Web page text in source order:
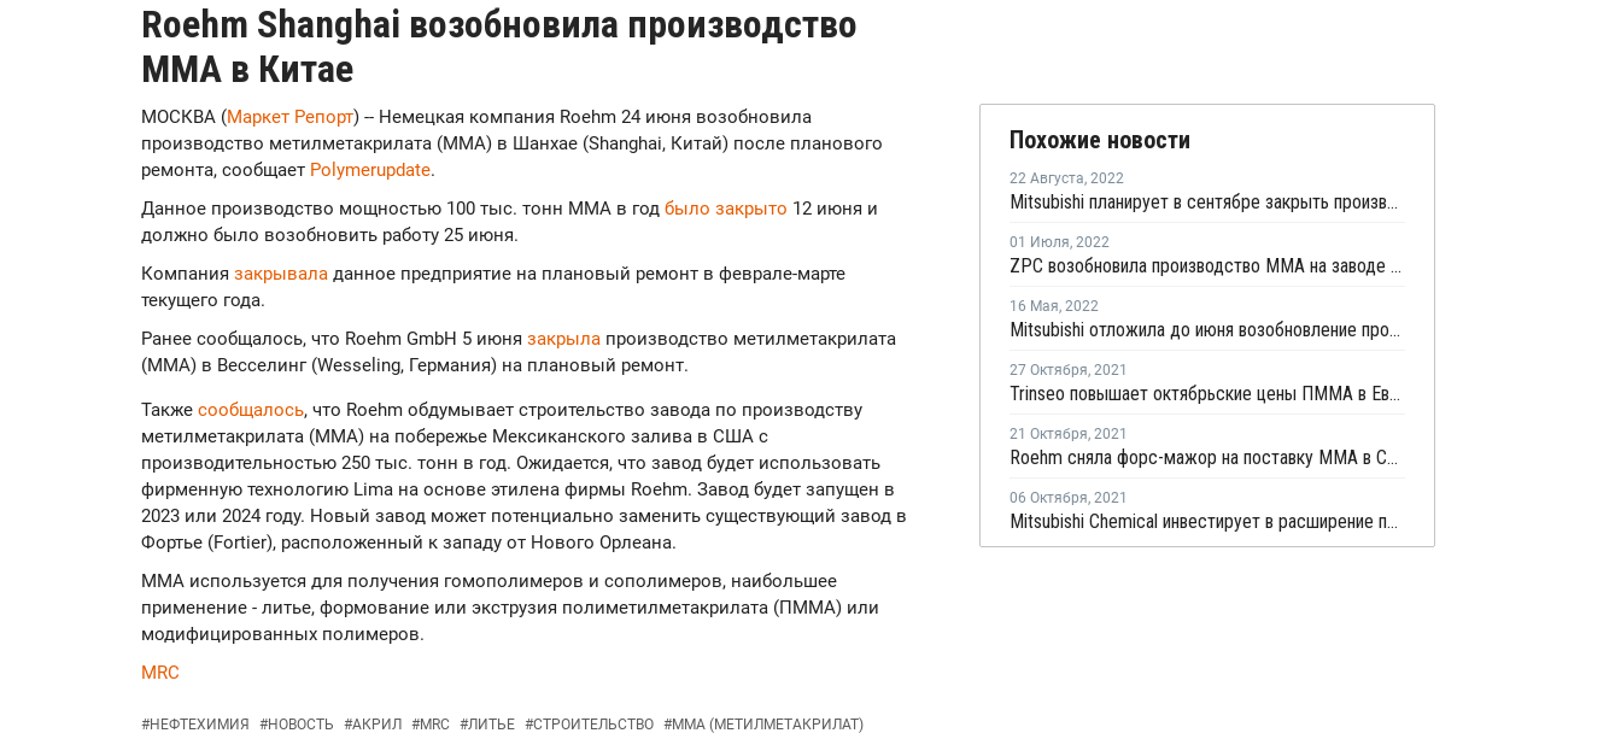
Roehm Shanghai возобновила производство
ММА в Китае
МОСКВА (Маркет Репорт) -- Немецкая компания Roehm 24 июня возобновила
производство метилметакрилата (ММА) в Шанхае (Shanghai, Китай) после планового
ремонта, сообщает Polymerupdate.
Данное производство мощностью 100 тыс. тонн ММА в год было закрыто 12 июня и
должно было возобновить работу 25 июня.
Компания закрывала данное предприятие на плановый ремонт в феврале-марте
текущего года.
Ранее сообщалось, что Roehm GmbH 5 июня закрыла производство метилметакрилата
(ММА) в Весселинг (Wesseling, Германия) на плановый ремонт.
Также сообщалось, что Roehm обдумывает строительство завода по производству
метилметакрилата (ММА) на побережье Мексиканского залива в США с
производительностью 250 тыс. тонн в год. Ожидается, что завод будет использовать
фирменную технологию Lima на основе этилена фирмы Roehm. Завод будет запущен в
2023 или 2024 году. Новый завод может потенциально заменить существующий завод в
Фортье (Fortier), расположенный к западу от Нового Орлеана.
ММА используется для получения гомополимеров и сополимеров, наибольшее
применение - литье, формование или экструзия полиметилметакрилата (ПММА) или
модифицированных полимеров.
MRC
#НЕФТЕХИМИЯ #НОВОСТЬ #АКРИЛ #MRC #ЛИТЬЕ #СТРОИТЕЛЬСТВО #ММА (МЕТИЛМЕТАКРИЛАТ)
Похожие новости
22 Августа, 2022
Mitsubishi планирует в сентябре закрыть производство ММА в Японии на ремонт
01 Июля, 2022
ZPC возобновила производство ММА на заводе №1 в Китае после внепланового ремонта
16 Мая, 2022
Mitsubishi отложила до июня возобновление производства ММА в Великобритании
27 Октября, 2021
Trinseo повышает октябрьские цены ПММА в Европе
21 Октября, 2021
Roehm сняла форс-мажор на поставку ММА в США
06 Октября, 2021
Mitsubishi Chemical инвестирует в расширение производства полиэфирной пленки в Германии